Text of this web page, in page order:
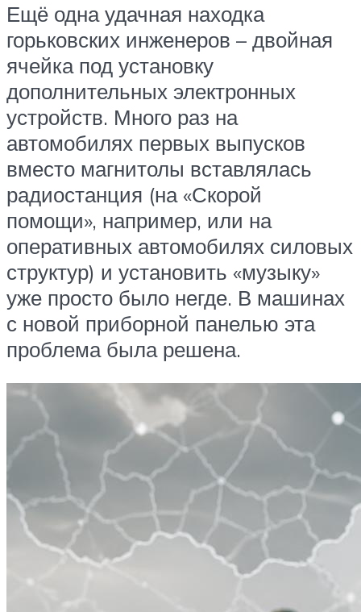
Ещё одна удачная находка
горьковских инженеров – двойная
ячейка под установку
дополнительных электронных
устройств. Много раз на
автомобилях первых выпусков
вместо магнитолы вставлялась
радиостанция (на «Скорой
помощи», например, или на
оперативных автомобилях силовых
структур) и установить «музыку»
уже просто было негде. В машинах
с новой приборной панелью эта
проблема была решена.